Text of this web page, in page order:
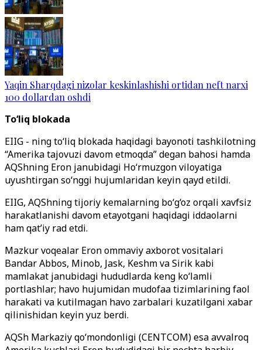
Yaqin Sharqdagi nizolar keskinlashishi ortidan neft narxi
100 dollardan oshdi
To‘liq blokada
EIIG - ning to‘liq blokada haqidagi bayonoti tashkilotning
“Amerika tajovuzi davom etmoqda” degan bahosi hamda
AQShning Eron janubidagi Ho‘rmuzgon viloyatiga
uyushtirgan so‘nggi hujumlaridan keyin qayd etildi.
EIIG, AQShning tijoriy kemalarning bo‘g‘oz orqali xavfsiz
harakatlanishi davom etayotgani haqidagi iddaolarni
ham qat’iy rad etdi.
Mazkur voqealar Eron ommaviy axborot vositalari
Bandar Abbos, Minob, Jask, Keshm va Sirik kabi
mamlakat janubidagi hududlarda keng ko‘lamli
portlashlar; havo hujumidan mudofaa tizimlarining faol
harakati va kutilmagan havo zarbalari kuzatilgani xabar
qilinishidan keyin yuz berdi.
AQSh Markaziy qo‘mondonligi (CENTCOM) esa avvalroq